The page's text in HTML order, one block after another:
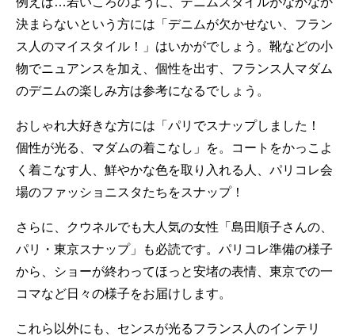
決まらないという方には「デニムが欠かせない、フラン
ス人のマイスタイル！」はいかがでしょう。靴などの小
物でニュアンスを加え、個性を出す、フランス人マダム
のデニムの楽しみ方は参考になるでしょう。
おしゃれ大好きな方には「パリでスナップしました！
個性が光る、マダムの着こなし」を。コートをかっこよ
く着こなす人、鮮やかな色を取り入れる人、パリコレ会
場のファッショニスタたちをスナップ！
さらに、クウネルでも大人気の女性「島田順子さんの、
パリ・東京スナップ」も必読です。パリコレ準備の様子
から、ショーが終わってほっと安堵の表情、東京での一
コマなど日々の様子をお届けします。
これら以外にも、センスが光るフランス人のインテリ